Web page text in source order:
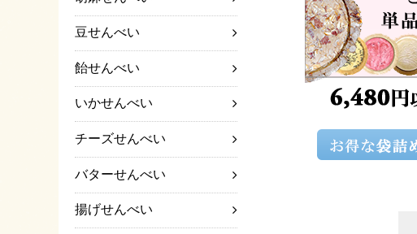
豆せんべい
飴せんべい
いかせんべい
チーズせんべい
バターせんべい
揚げせんべい